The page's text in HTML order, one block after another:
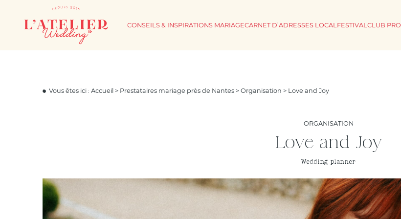
CONSEILS & INSPIRATIONS MARIAGECARNET D’ADRESSES LOCALFESTIVALCLUB PRO
Vous êtes ici :Accueil > Prestataires mariage près de Nantes >Organisation > Love and Joy
ORGANISATION
Love and Joy
Wedding planner